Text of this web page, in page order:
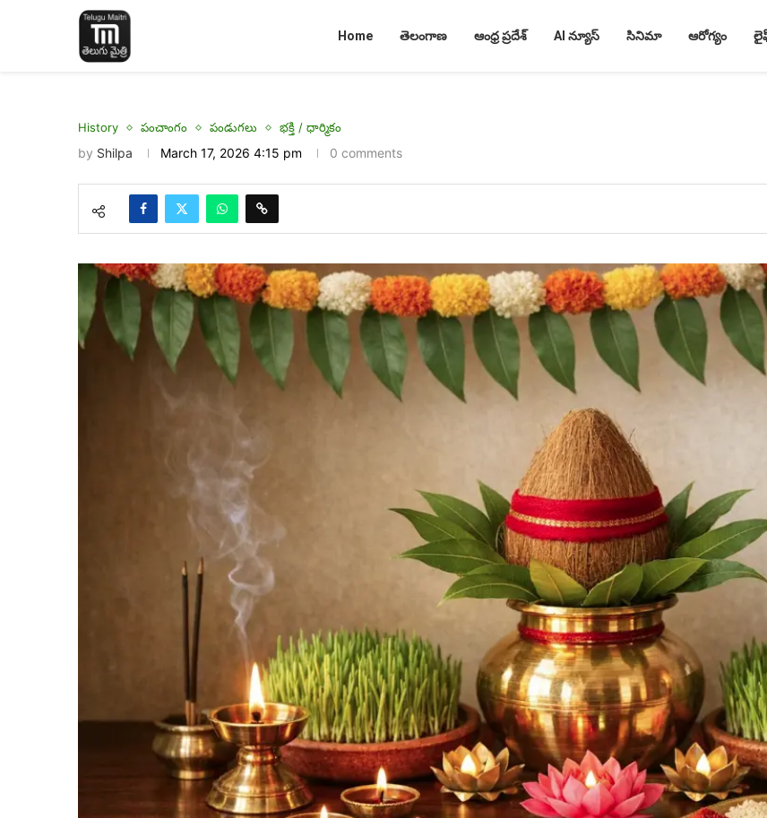
Home తెలంగాణ ఆంధ్ర ప్రదేశ్ AI న్యూస్ సినిమా ఆరోగ్యం
History పంచాంగం పండుగలు భక్తి / ధార్మికం
by Shilpa March 17, 2026 4:15 pm 0 comments